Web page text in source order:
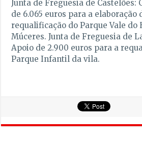
Junta de Freguesia de Castelões:
de 6.065 euros para a elaboração
requalificação do Parque Vale do
Múceres. Junta de Freguesia de
Apoio de 2.900 euros para a
Parque Infantil da vila.